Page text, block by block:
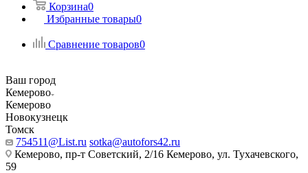
Корзина0
Избранные товары0
Сравнение товаров0
Ваш город
Кемерово
Кемерово
Новокузнецк
Томск
754511@List.ru sotka@autofors42.ru
Кемерово, пр-т Советский, 2/16 Кемерово, ул. Тухачевского,
59